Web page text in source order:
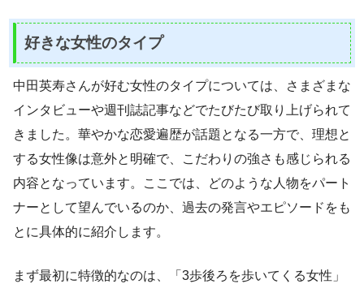
好きな女性のタイプ
中田英寿さんが好む女性のタイプについては、さまざまな
インタビューや週刊誌記事などでたびたび取り上げられて
きました。華やかな恋愛遍歴が話題となる一方で、理想と
する女性像は意外と明確で、こだわりの強さも感じられる
内容となっています。ここでは、どのような人物をパート
ナーとして望んでいるのか、過去の発言やエピソードをも
とに具体的に紹介します。
まず最初に特徴的なのは、「3歩後ろを歩いてくる女性」